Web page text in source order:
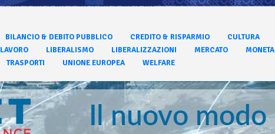
BILANCIO & DEBITO PUBBLICO CREDITO & RISPARMIO CULTURA
LAVORO LIBERALISMO LIBERALIZZAZIONI MERCATO MONETA
TRASPORTI UNIONE EUROPEA WELFARE